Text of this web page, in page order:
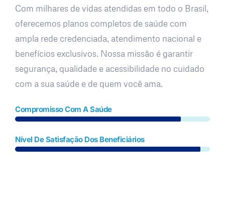
Com milhares de vidas atendidas em todo o Brasil,
oferecemos planos completos de saúde com
ampla rede credenciada, atendimento nacional e
benefícios exclusivos. Nossa missão é garantir
segurança, qualidade e acessibilidade no cuidado
com a sua saúde e de quem você ama.
Compromisso Com A Saúde
Nível De Satisfação Dos Beneficiários